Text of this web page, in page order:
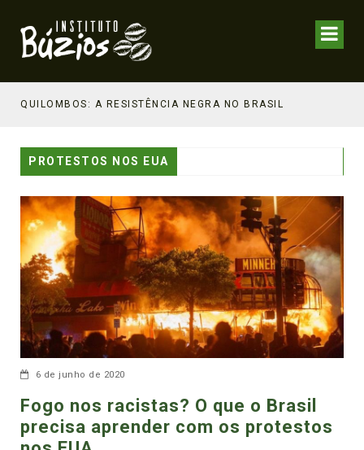
QUILOMBOS: A RESISTÊNCIA NEGRA NO BRASIL
PROTESTOS NOS EUA
6 de junho de 2020
Fogo nos racistas? O que o Brasil
precisa aprender com os protestos